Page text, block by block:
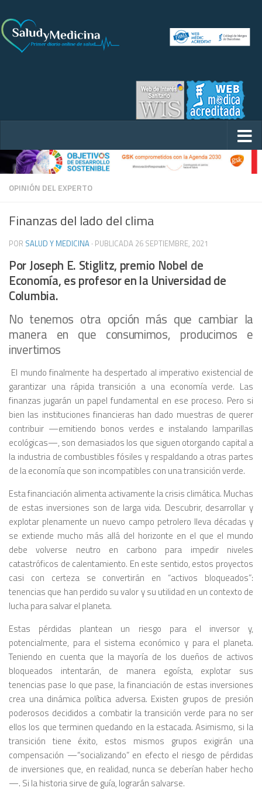
OPINIÓN DEL EXPERTO
Finanzas del lado del clima
POR SALUD Y MEDICINA · PUBLICADA 26 SEPTIEMBRE, 2021
Por Joseph E. Stiglitz, premio Nobel de
Economía, es profesor en la Universidad de
Columbia.
No tenemos otra opción más que cambiar la
manera en que consumimos, producimos e
invertimos
El mundo finalmente ha despertado al imperativo existencial de
garantizar una rápida transición a una economía verde. Las
finanzas jugarán un papel fundamental en ese proceso. Pero si
bien las instituciones financieras han dado muestras de querer
contribuir —emitiendo bonos verdes e instalando lamparillas
ecológicas—, son demasiados los que siguen otorgando capital a
la industria de combustibles fósiles y respaldando a otras partes
de la economía que son incompatibles con una transición verde.
Esta financiación alimenta activamente la crisis climática. Muchas
de estas inversiones son de larga vida. Descubrir, desarrollar y
explotar plenamente un nuevo campo petrolero lleva décadas y
se extiende mucho más allá del horizonte en el que el mundo
debe volverse neutro en carbono para impedir niveles
catastróficos de calentamiento. En este sentido, estos proyectos
casi con certeza se convertirán en “activos bloqueados”:
tenencias que han perdido su valor y su utilidad en un contexto de
lucha para salvar el planeta.
Estas pérdidas plantean un riesgo para el inversor y,
potencialmente, para el sistema económico y para el planeta.
Teniendo en cuenta que la mayoría de los dueños de activos
bloqueados intentarán, de manera egoísta, explotar sus
tenencias pase lo que pase, la financiación de estas inversiones
crea una dinámica política adversa. Existen grupos de presión
poderosos decididos a combatir la transición verde para no ser
ellos los que terminen quedando en la estacada. Asimismo, si la
transición tiene éxito, estos mismos grupos exigirán una
compensación —“socializando” en efecto el riesgo de pérdidas
de inversiones que, en realidad, nunca se deberían haber hecho
—. Si la historia sirve de guía, lograrán salvarse.